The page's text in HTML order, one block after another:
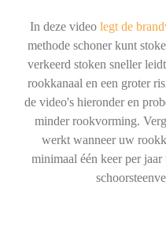
In deze video legt de
methode schoner kunt
verkeerd stoken sneller
rookkanaal en een groter
de video's hieronder en
minder rookvorming.
werkt wanneer uw
minimaal één keer per